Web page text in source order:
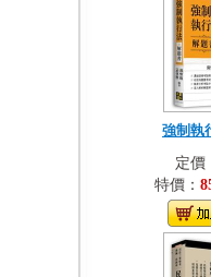
強制執
定價
特價：